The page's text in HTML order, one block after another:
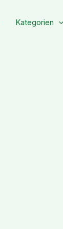
Kategorien